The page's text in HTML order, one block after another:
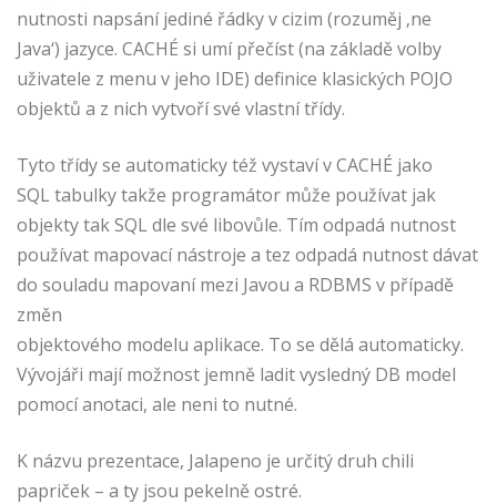
nutnosti napsání jediné řádky v cizim (rozuměj ‚ne
Java‘) jazyce. CACHÉ si umí přečíst (na základě volby
uživatele z menu v jeho IDE) definice klasických POJO
objektů a z nich vytvoří své vlastní třídy.
Tyto třídy se automaticky též vystaví v CACHÉ jako
SQL tabulky takže programátor může používat jak
objekty tak SQL dle své libovůle. Tím odpadá nutnost
používat mapovací nástroje a tez odpadá nutnost dávat
do souladu mapovaní mezi Javou a RDBMS v případě
změn
objektového modelu aplikace. To se dělá automaticky.
Vývojáři mají možnost jemně ladit vysledný DB model
pomocí anotaci, ale neni to nutné.
K názvu prezentace, Jalapeno je určitý druh chili
papriček – a ty jsou pekelně ostré.